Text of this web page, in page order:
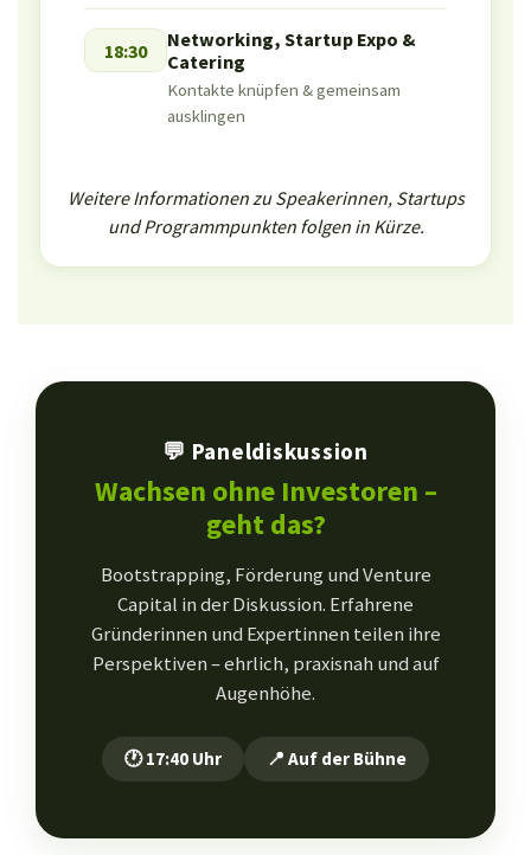
18:30
Networking, Startup Expo &
Catering
Kontakte knüpfen & gemeinsam
ausklingen
Weitere Informationen zu Speakerinnen, Startups
und Programmpunkten folgen in Kürze.
💬 Paneldiskussion
Wachsen ohne Investoren –
geht das?
Bootstrapping, Förderung und Venture
Capital in der Diskussion. Erfahrene
Gründerinnen und Expertinnen teilen ihre
Perspektiven – ehrlich, praxisnah und auf
Augenhöhe.
🕐 17:40 Uhr 📍 Auf der Bühne